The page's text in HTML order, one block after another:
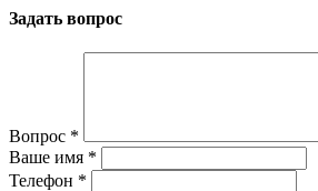
Задать вопрос
Вопрос *
Ваше имя *
Телефон *